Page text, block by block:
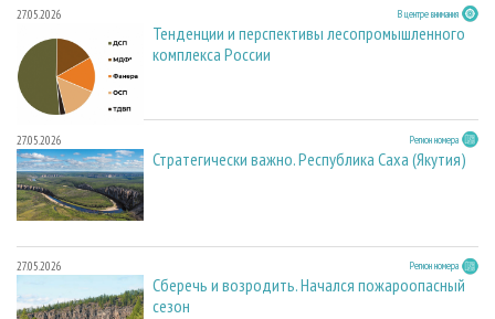
27.05.2026 В центре внимания
Тенденции и перспективы лесопромышленного
комплекса России
27.05.2026 Регион номера
Стратегически важно. Республика Саха (Якутия)
27.05.2026 Регион номера
Сберечь и возродить. Начался пожароопасный
сезон